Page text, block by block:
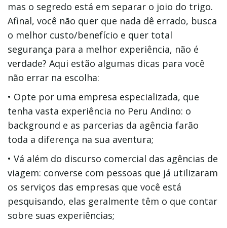
mas o segredo está em separar o joio do trigo.
Afinal, você não quer que nada dê errado, busca
o melhor custo/benefício e quer total
segurança para a melhor experiência, não é
verdade? Aqui estão algumas dicas para você
não errar na escolha:
• Opte por uma empresa especializada, que
tenha vasta experiência no Peru Andino: o
background e as parcerias da agência farão
toda a diferença na sua aventura;
• Vá além do discurso comercial das agências de
viagem: converse com pessoas que já utilizaram
os serviços das empresas que você está
pesquisando, elas geralmente têm o que contar
sobre suas experiências;